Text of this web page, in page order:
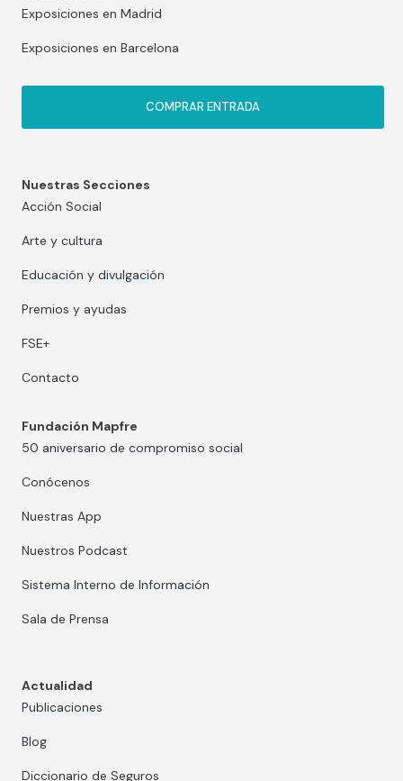
Exposiciones en Madrid
Exposiciones en Barcelona
COMPRAR ENTRADA
Nuestras Secciones
Acción Social
Arte y cultura
Educación y divulgación
Premios y ayudas
FSE+
Contacto
Fundación Mapfre
50 aniversario de compromiso social
Conócenos
Nuestras App
Nuestros Podcast
Sistema Interno de Información
Sala de Prensa
Actualidad
Publicaciones
Blog
Diccionario de Seguros